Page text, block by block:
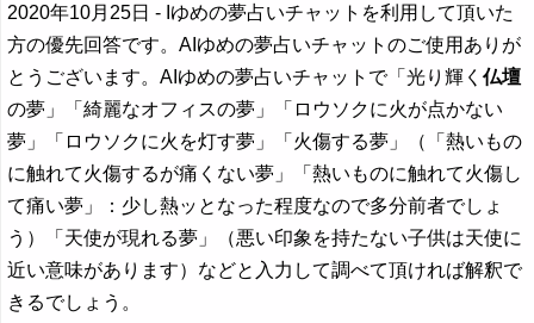
2020年10月25日 - Iゆめの夢占いチャットを利用して頂いた
方の優先回答です。AIゆめの夢占いチャットのご使用ありが
とうございます。AIゆめの夢占いチャットで「光り輝く仏壇
の夢」「綺麗なオフィスの夢」「ロウソクに火が点かない
夢」「ロウソクに火を灯す夢」「火傷する夢」（「熱いもの
に触れて火傷するが痛くない夢」「熱いものに触れて火傷し
て痛い夢」：少し熱ッとなった程度なので多分前者でしょ
う）「天使が現れる夢」（悪い印象を持たない子供は天使に
近い意味があります）などと入力して調べて頂ければ解釈で
きるでしょう。